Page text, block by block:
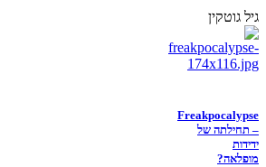
גיל גוטקין
Freakpocalypse
– תחילתה של
ידידות
מופלאה?